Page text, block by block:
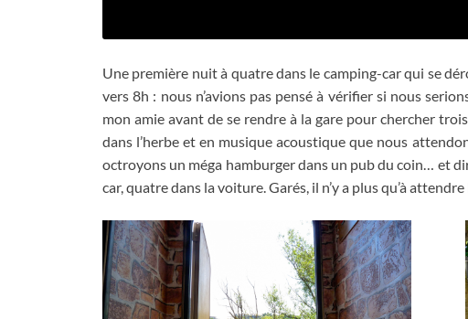
Une première nuit à quatre dans le camping-car qui se
vers 8h : nous n’avions pas pensé à vérifier si nous
mon amie avant de se rendre à la gare pour chercher
dans l’herbe et en musique acoustique que nous
octroyons un méga hamburger dans un pub du coin… et
car,quatre dans la voiture.Garés, il n’y a plus qu’à